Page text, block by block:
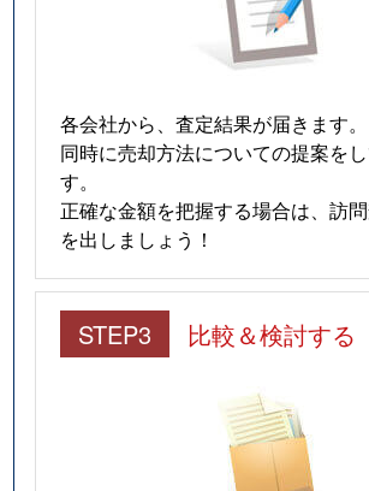
各会社から、査定結果が届きます。
同時に売却方法についての提案を
す。
正確な金額を把握する場合は、訪
を出しましょう！
STEP3 比較＆検討する